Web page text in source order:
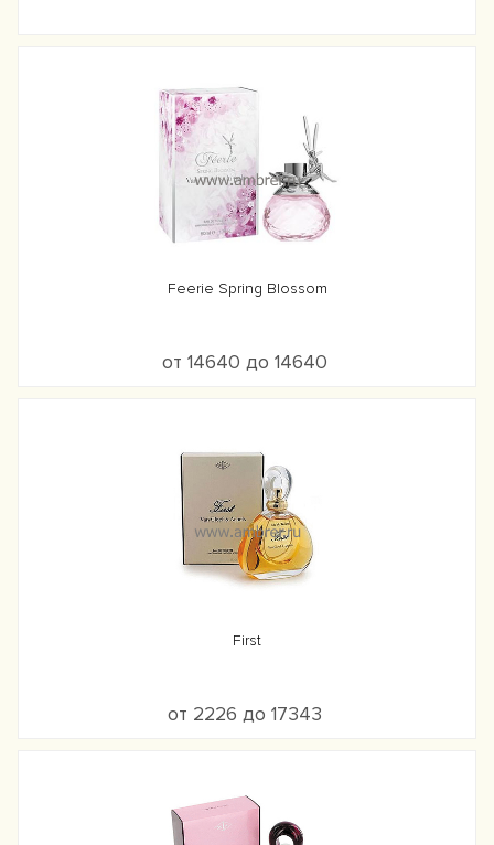
Feerie Spring Blossom
от 14640 до 14640
First
от 2226 до 17343